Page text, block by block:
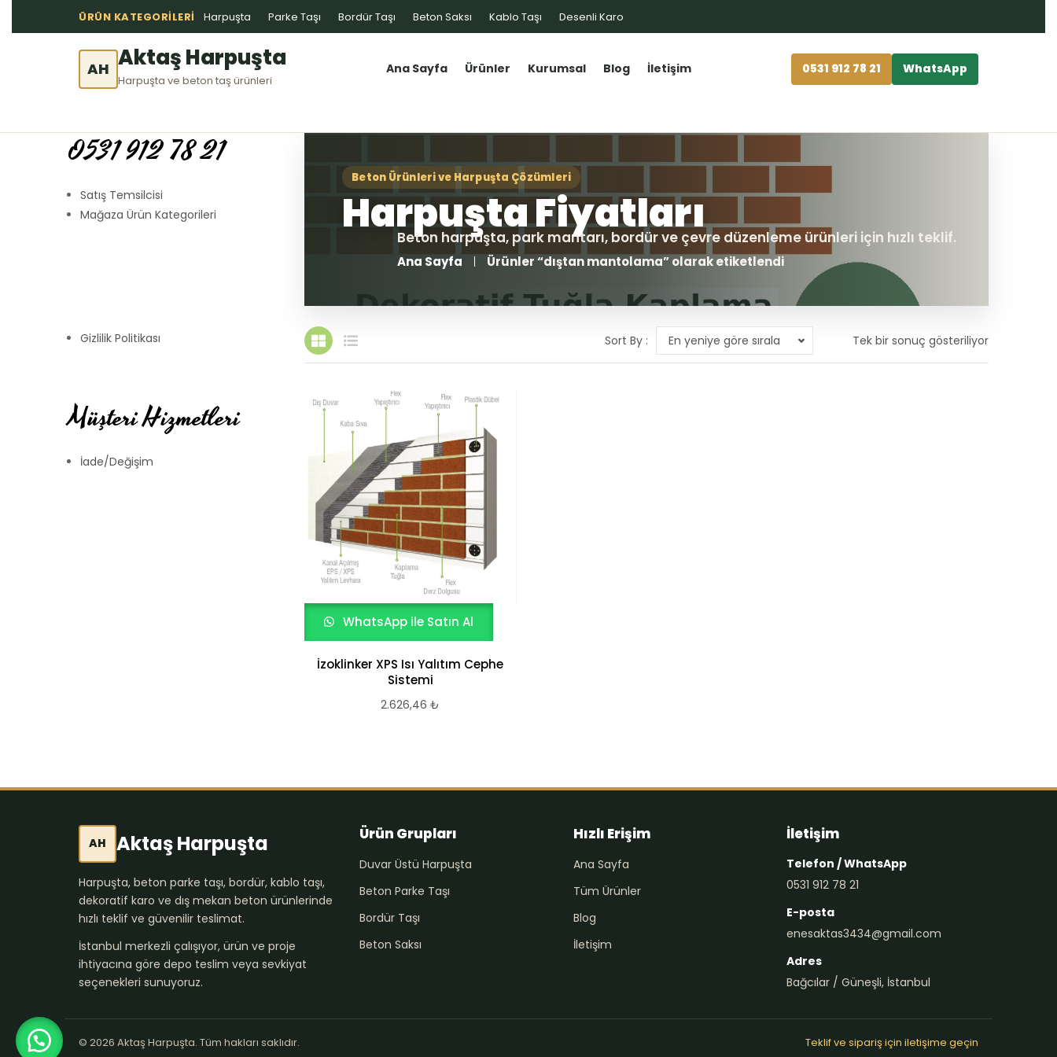
ÜRÜN KATEGORILERI Harpuşta Parke Taşı Bordür Taşı Beton Saksı Kablo Taşı Desenli Karo
AH Aktaş Harpuşta
Harpuşta ve beton taş ürünleri
Ana Sayfa Ürünler Kurumsal Blog İletişim 0531 912 78 21 WhatsApp
0531 912 78 21
Satış Temsilcisi
Mağaza Ürün Kategorileri
Gizlilik Politikası
Müşteri Hizmetleri
İade/Değişim
Ana Sayfa Ürünler “dıştan mantolama” olarak etiketlendi
Tek bir sonuç gösteriliyor
Sort By : En yeniye göre sırala
WhatsApp ile Satın Al
İzoklinker XPS Isı Yalıtım Cephe
Sistemi
2.626,46₺
AH Aktaş Harpuşta
Harpuşta, beton parke taşı, bordür, kablo taşı,
dekoratif karo ve dış mekan beton ürünlerinde
hızlı teklif ve güvenilir teslimat.
İstanbul merkezli çalışıyor, ürün ve proje
ihtiyacına göre depo teslim veya sevkiyat
seçenekleri sunuyoruz.
Ürün Grupları
Duvar Üstü Harpuşta
Beton Parke Taşı
Bordür Taşı
Beton Saksı
Hızlı Erişim
Ana Sayfa
Tüm Ürünler
Blog
İletişim
İletişim
Telefon / WhatsApp
0531 912 78 21
E-posta
enesaktas3434@gmail.com
Adres
Bağcılar / Güneşli, İstanbul
© 2026 Aktaş Harpuşta. Tüm hakları saklıdır. Teklif ve sipariş için iletişime geçin